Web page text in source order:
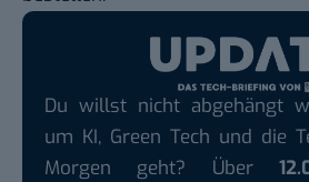
Du willst nicht abgehängt
um KI, Green Tech und die
Morgen geht? Über